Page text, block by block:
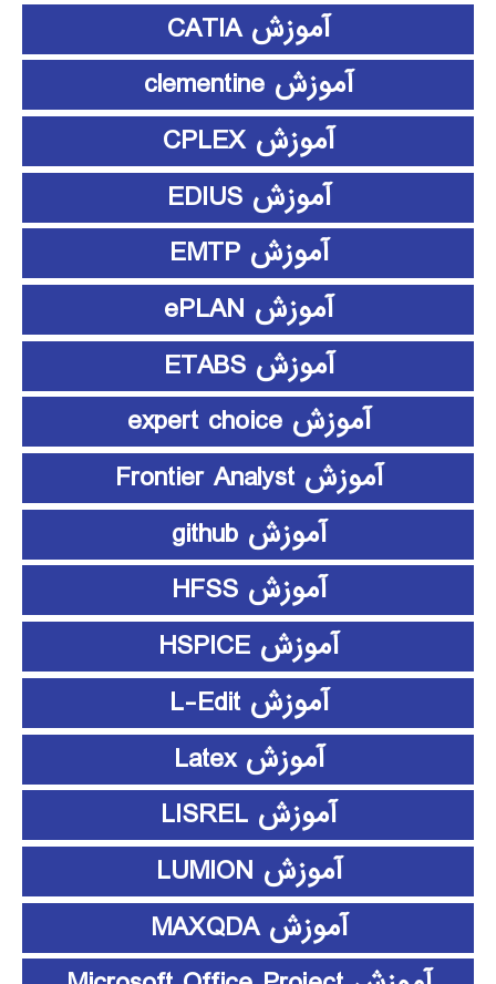
آموزش CATIA
آموزش clementine
آموزش CPLEX
آموزش EDIUS
آموزش EMTP
آموزش ePLAN
آموزش ETABS
آموزش expert choice
آموزش Frontier Analyst
آموزش github
آموزش HFSS
آموزش HSPICE
آموزش L-Edit
آموزش Latex
آموزش LISREL
آموزش LUMION
آموزش MAXQDA